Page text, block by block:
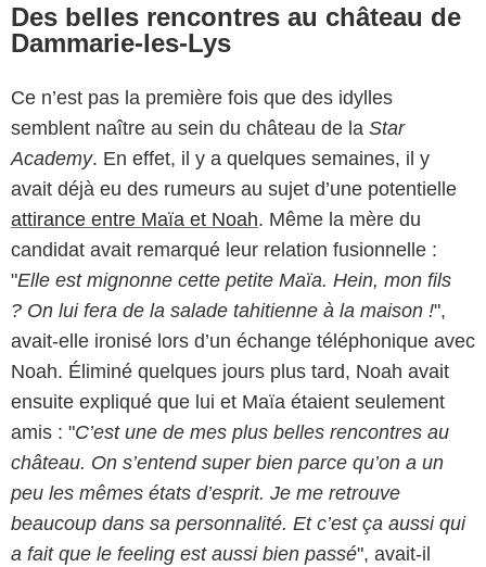
Des belles rencontres au château de
Dammarie-les-Lys
Ce n’est pas la première fois que des idylles
semblent naître au sein du château de la Star
Academy. En effet, il y a quelques semaines, il y
avait déjà eu des rumeurs au sujet d’une potentielle
attirance entre Maïa et Noah. Même la mère du
candidat avait remarqué leur relation fusionnelle :
"Elle est mignonne cette petite Maïa. Hein, mon fils
? On lui fera de la salade tahitienne à la maison !",
avait-elle ironisé lors d’un échange téléphonique avec
Noah. Éliminé quelques jours plus tard, Noah avait
ensuite expliqué que lui et Maïa étaient seulement
amis : "C’est une de mes plus belles rencontres au
château. On s’entend super bien parce qu’on a un
peu les mêmes états d’esprit. Je me retrouve
beaucoup dans sa personnalité. Et c’est ça aussi qui
a fait que le feeling est aussi bien passé", avait-il